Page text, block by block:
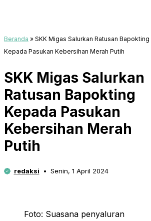
Beranda » SKK Migas Salurkan Ratusan Bapokting
Kepada Pasukan Kebersihan Merah Putih
SKK Migas Salurkan
Ratusan Bapokting
Kepada Pasukan
Kebersihan Merah
Putih
redaksi Senin, 1 April 2024
Foto: Suasana penyaluran